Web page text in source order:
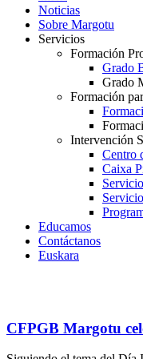
Noticias
Sobre Margotu
Servicios
Formación
Grado
Grado
Formación
Intervención
Centro
Caixa
Educamos
Contáctanos
Euskara
CFPGB Margotu